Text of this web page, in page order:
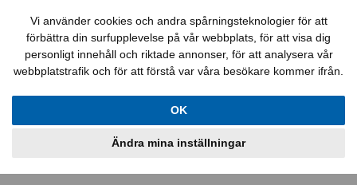
Vi använder cookies och andra spårningsteknologier för att
förbättra din surfupplevelse på vår webbplats, för att visa dig
personligt innehåll och riktade annonser, för att analysera vår
webbplatstrafik och för att förstå var våra besökare kommer ifrån.
OK
Ändra mina inställningar
Felanmälan Kontakt Mina sidor
Lägenheter
Bostadskö
Information
Om oss